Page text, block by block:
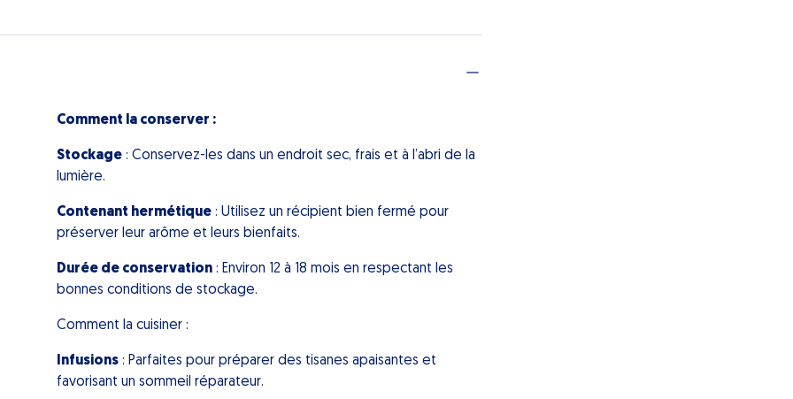
Comment la conserver :
Stockage : Conservez-les dans un endroit sec, frais et à l’abri de la
lumière.
Contenant hermétique : Utilisez un récipient bien fermé pour
préserver leur arôme et leurs bienfaits.
Durée de conservation : Environ 12 à 18 mois en respectant les
bonnes conditions de stockage.
Comment la cuisiner :
Infusions : Parfaites pour préparer des tisanes apaisantes et
favorisant un sommeil réparateur.